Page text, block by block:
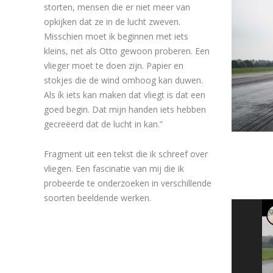
storten, mensen die er niet meer van
opkijken dat ze in de lucht zweven.
Misschien moet ik beginnen met iets
kleins, net als Otto gewoon proberen. Een
vlieger moet te doen zijn. Papier en
stokjes die de wind omhoog kan duwen.
Als ík iets kan maken dat vliegt is dat een
goed begin. Dat mijn handen iets hebben
gecreëerd dat de lucht in kan.”
Fragment uit een tekst die ik schreef over
vliegen. Een fascinatie van mij die ik
probeerde te onderzoeken in verschillende
soorten beeldende werken.